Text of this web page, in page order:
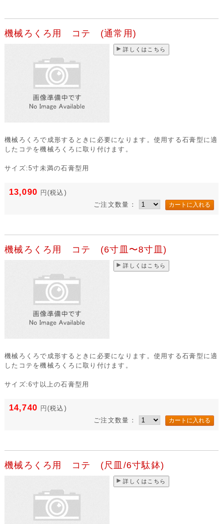
機械ろくろ用 コテ (通常用)
詳しくはこちら
機械ろくろで成形するときに必要になります。使用する石膏型に適
したコテを機械ろくろに取り付けます。
サイズ:5寸未満の石膏型用
13,090 円 (税込)
ご注文数量：
機械ろくろ用 コテ (6寸皿〜8寸皿)
詳しくはこちら
機械ろくろで成形するときに必要になります。使用する石膏型に適
したコテを機械ろくろに取り付けます。
サイズ:6寸以上の石膏型用
14,740 円 (税込)
ご注文数量：
機械ろくろ用 コテ (尺皿/6寸駄鉢)
詳しくはこちら